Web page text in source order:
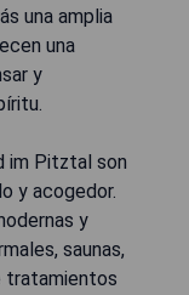
una amplia
una
y
im Pitztal son
y acogedor.
y
saunas,
tratamientos